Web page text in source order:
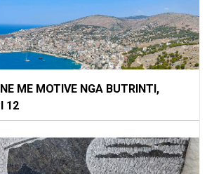
ME MOTIVE NGA BUTRINTI,
12